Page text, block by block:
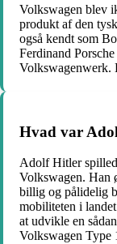
Volkswagen blev
produkt af den
også kendt som
Ferdinand
Volkswagenwerk.
Hvad var
Adolf Hitler
Volkswagen. Han
billig og pålidelig
mobiliteten i
at udvikle en
Volkswagen Type